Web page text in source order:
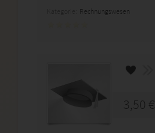
Rechnungswesen
3,50 €